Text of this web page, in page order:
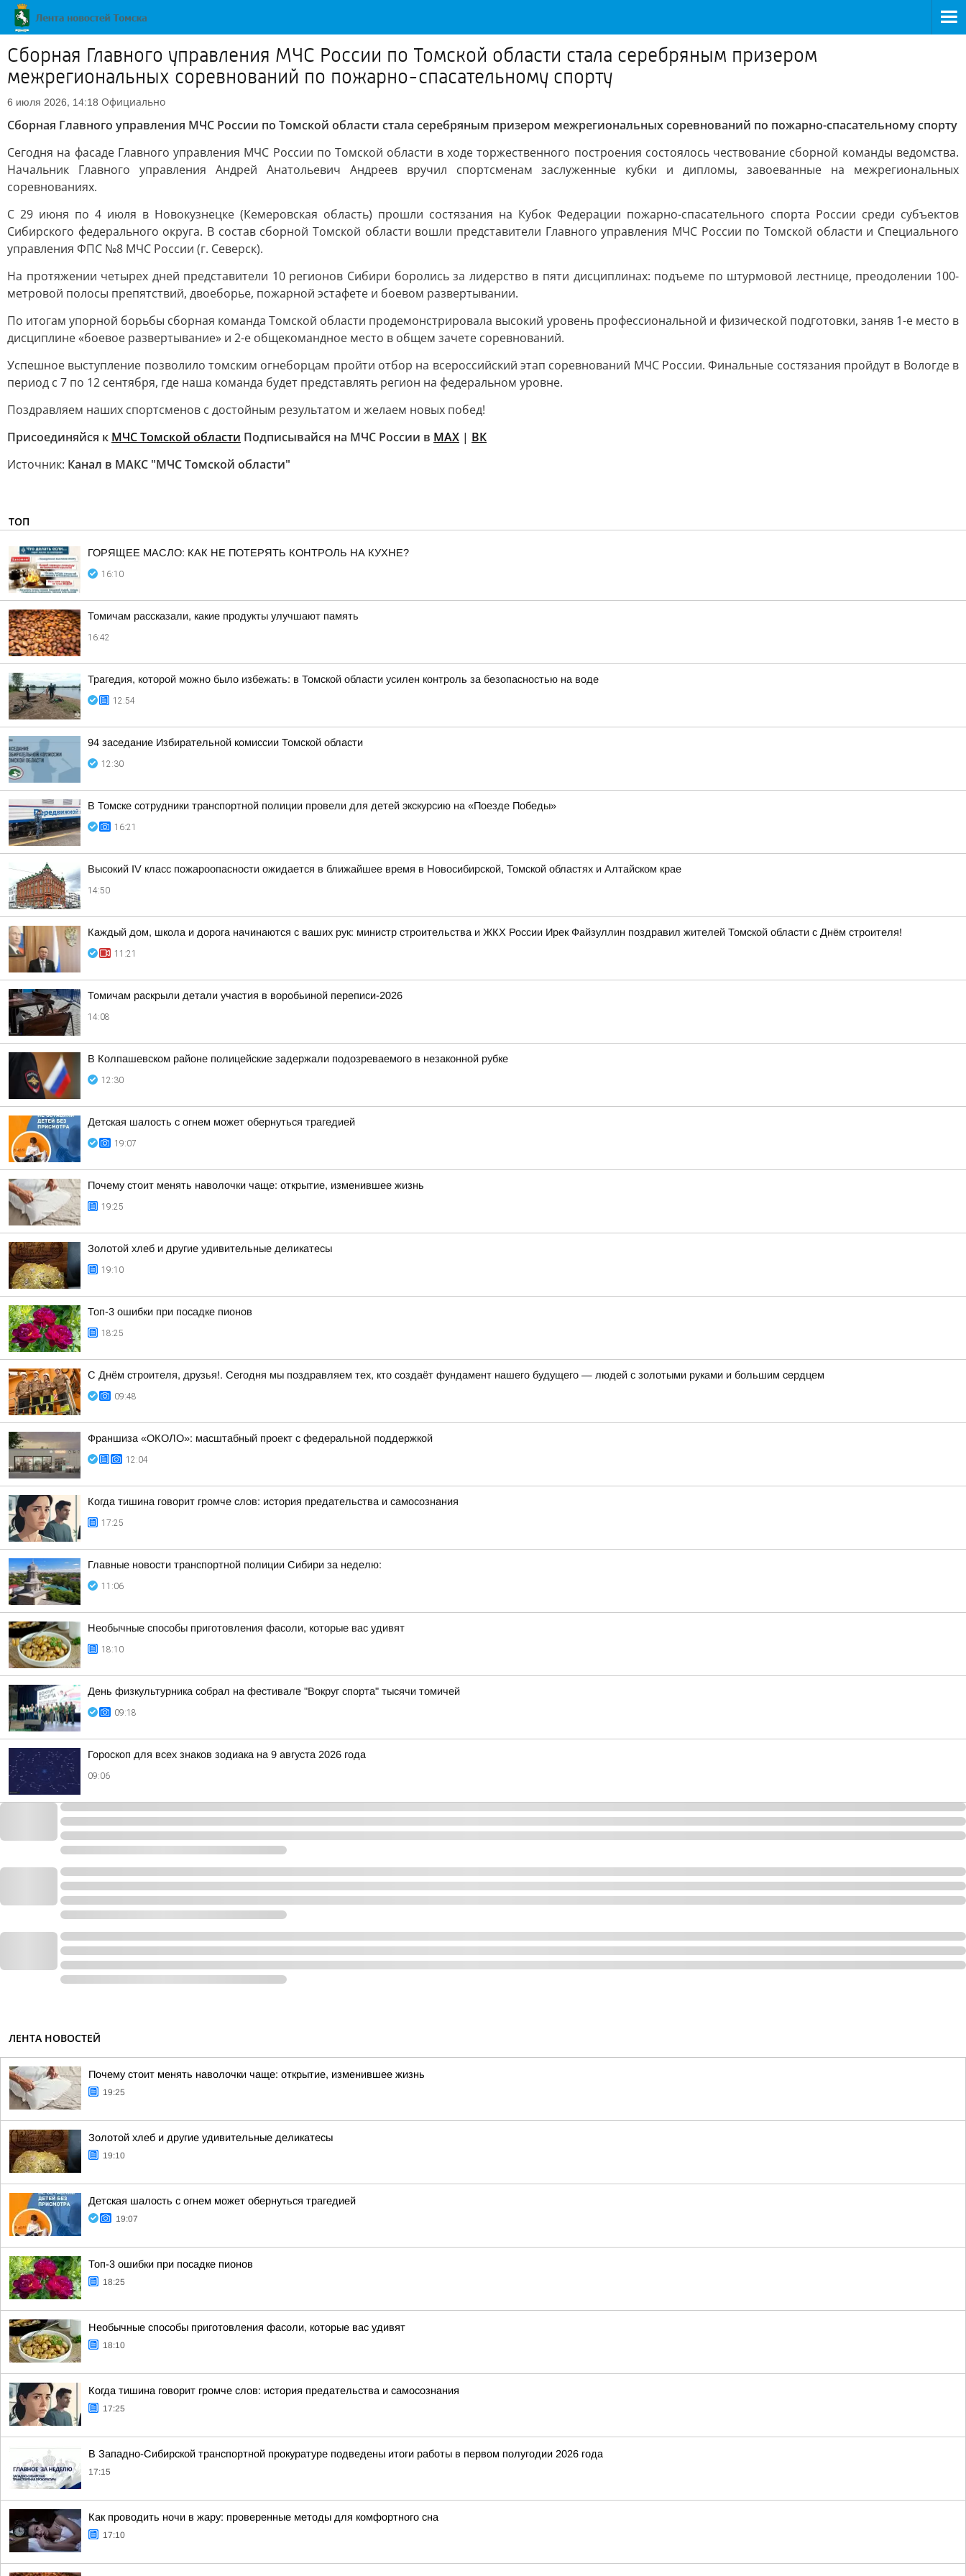
Сборная Главного управления МЧС России по Томской области стала серебряным призером
межрегиональных соревнований по пожарно-спасательному спорту
6 июля 2026, 14:18 Официально
Сборная Главного управления МЧС России по Томской области стала серебряным призером межрегиональных соревнований по пожарно-спасательному спорту
Сегодня на фасаде Главного управления МЧС России по Томской области в ходе торжественного построения состоялось чествование сборной команды ведомства.
Начальник Главного управления Андрей Анатольевич Андреев вручил спортсменам заслуженные кубки и дипломы, завоеванные на межрегиональных
соревнованиях.
С 29 июня по 4 июля в Новокузнецке (Кемеровская область) прошли состязания на Кубок Федерации пожарно-спасательного спорта России среди субъектов
Сибирского федерального округа. В состав сборной Томской области вошли представители Главного управления МЧС России по Томской области и Специального
управления ФПС №8 МЧС России (г. Северск).
На протяжении четырех дней представители 10 регионов Сибири боролись за лидерство в пяти дисциплинах: подъеме по штурмовой лестнице, преодолении 100-
метровой полосы препятствий, двоеборье, пожарной эстафете и боевом развертывании.
По итогам упорной борьбы сборная команда Томской области продемонстрировала высокий уровень профессиональной и физической подготовки, заняв 1-е место в
дисциплине «боевое развертывание» и 2-е общекомандное место в общем зачете соревнований.
Успешное выступление позволило томским огнеборцам пройти отбор на всероссийский этап соревнований МЧС России. Финальные состязания пройдут в Вологде в
период с 7 по 12 сентября, где наша команда будет представлять регион на федеральном уровне.
Поздравляем наших спортсменов с достойным результатом и желаем новых побед!
Присоединяйся к МЧС Томской области Подписывайся на МЧС России в MAX | ВК
Источник: Канал в МАКС "МЧС Томской области"
ТОП
ГОРЯЩЕЕ МАСЛО: КАК НЕ ПОТЕРЯТЬ КОНТРОЛЬ НА КУХНЕ?
16:10
Томичам рассказали, какие продукты улучшают память
16:42
Трагедия, которой можно было избежать: в Томской области усилен контроль за безопасностью на воде
12:54
94 заседание Избирательной комиссии Томской области
12:30
В Томске сотрудники транспортной полиции провели для детей экскурсию на «Поезде Победы»
16:21
Высокий IV класс пожароопасности ожидается в ближайшее время в Новосибирской, Томской областях и Алтайском крае
14:50
Каждый дом, школа и дорога начинаются с ваших рук: министр строительства и ЖКХ России Ирек Файзуллин поздравил жителей Томской области с Днём строителя!
11:21
Томичам раскрыли детали участия в воробьиной переписи-2026
14:08
В Колпашевском районе полицейские задержали подозреваемого в незаконной рубке
12:30
Детская шалость с огнем может обернуться трагедией
19:07
Почему стоит менять наволочки чаще: открытие, изменившее жизнь
19:25
Золотой хлеб и другие удивительные деликатесы
19:10
Топ-3 ошибки при посадке пионов
18:25
С Днём строителя, друзья!. Сегодня мы поздравляем тех, кто создаёт фундамент нашего будущего — людей с золотыми руками и большим сердцем
09:48
Франшиза «ОКОЛО»: масштабный проект с федеральной поддержкой
12:04
Когда тишина говорит громче слов: история предательства и самосознания
17:25
Главные новости транспортной полиции Сибири за неделю:
11:06
Необычные способы приготовления фасоли, которые вас удивят
18:10
День физкультурника собрал на фестивале "Вокруг спорта" тысячи томичей
09:18
Гороскоп для всех знаков зодиака на 9 августа 2026 года
09:06
ЛЕНТА НОВОСТЕЙ
Почему стоит менять наволочки чаще: открытие, изменившее жизнь
19:25
Золотой хлеб и другие удивительные деликатесы
19:10
Детская шалость с огнем может обернуться трагедией
19:07
Топ-3 ошибки при посадке пионов
18:25
Необычные способы приготовления фасоли, которые вас удивят
18:10
Когда тишина говорит громче слов: история предательства и самосознания
17:25
В Западно-Сибирской транспортной прокуратуре подведены итоги работы в первом полугодии 2026 года
17:15
Как проводить ночи в жару: проверенные методы для комфортного сна
17:10